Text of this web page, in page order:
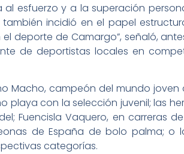
esfuerzo y a la superación
incidió en el papel
deporte de Camargo”, señaló,
de deportistas locales en
Macho, campeón del mundo joven
con la selección juvenil; las
Fuencisla Vaquero, en carreras
de España de bolo palma; o
categorías.